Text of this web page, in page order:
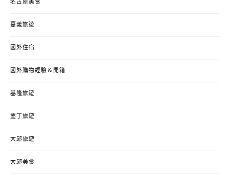
名古屋美食
嘉義旅遊
國外住宿
國外購物經驗＆開箱
基隆旅遊
墾丁旅遊
大邱旅遊
大邱美食